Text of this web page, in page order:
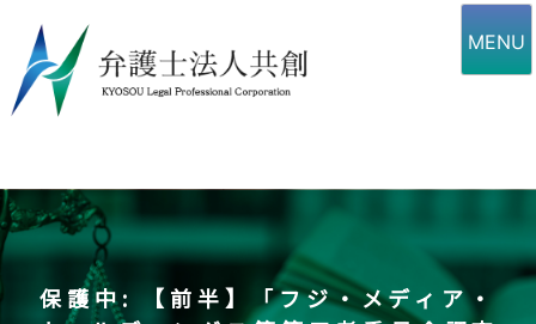
content
MENU
保護中: 【前半】「フジ・メディア・